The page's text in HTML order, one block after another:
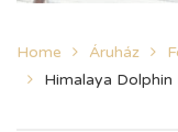
Home Áruház
Himalaya